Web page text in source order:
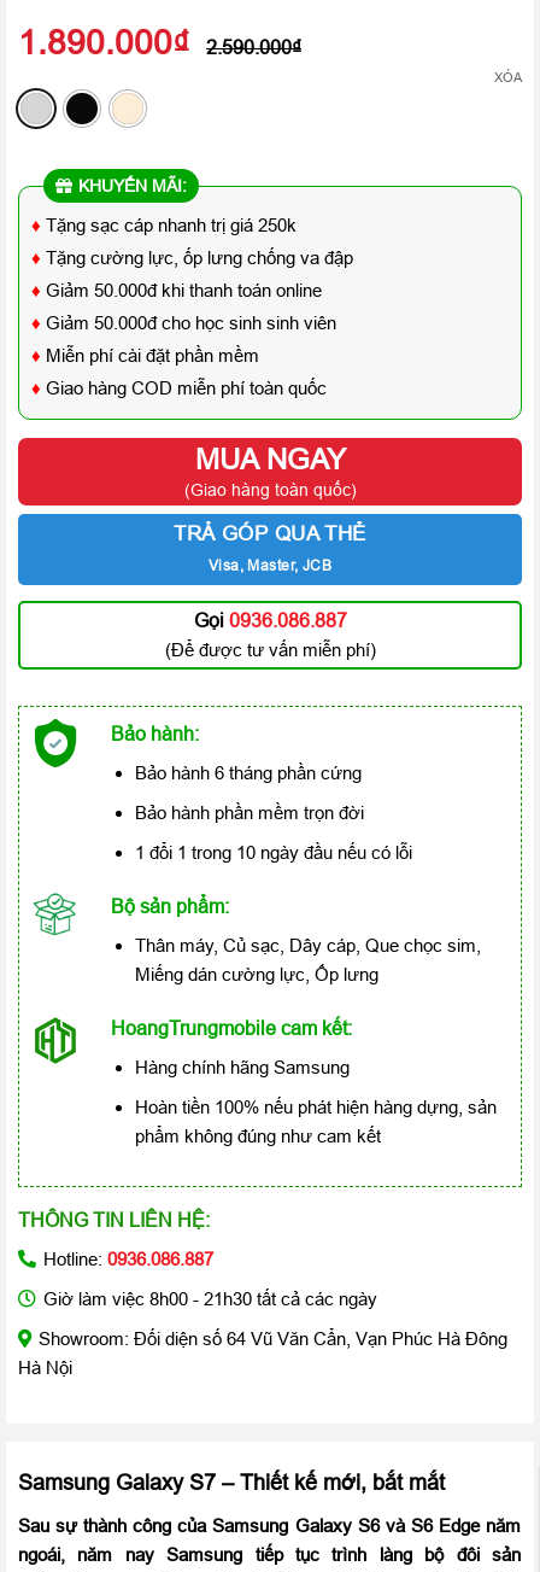
1.890.000₫ 2.590.000₫
XÓA
KHUYẾN MÃI:
♦ Tặng sạc cáp nhanh trị giá 250k
♦ Tặng cường lực, ốp lưng chống va đập
♦ Giảm 50.000đ khi thanh toán online
♦ Giảm 50.000đ cho học sinh sinh viên
♦ Miễn phí cài đặt phần mềm
♦ Giao hàng COD miễn phí toàn quốc
MUA NGAY
(Giao hàng toàn quốc)
TRẢ GÓP QUA THẺ
Visa, Master, JCB
Gọi 0936.086.887
(Để được tư vấn miễn phí)
Bảo hành:
Bảo hành 6 tháng phần cứng
Bảo hành phần mềm trọn đời
1 đổi 1 trong 10 ngày đầu nếu có lỗi
Bộ sản phẩm:
Thân máy, Củ sạc, Dây cáp, Que chọc sim,
Miếng dán cường lực, Ốp lưng
HoangTrungmobile cam kết:
Hàng chính hãng Samsung
Hoàn tiền 100% nếu phát hiện hàng dựng, sản
phẩm không đúng như cam kết
THÔNG TIN LIÊN HỆ:
Hotline: 0936.086.887
Giờ làm việc 8h00 - 21h30 tất cả các ngày
Showroom: Đối diện số 64 Vũ Văn Cẩn, Vạn Phúc Hà Đông
Hà Nội
Samsung Galaxy S7 – Thiết kế mới, bắt mắt
Sau sự thành công của Samsung Galaxy S6 và S6 Edge năm
ngoái, năm nay Samsung tiếp tục trình làng bộ đôi sản